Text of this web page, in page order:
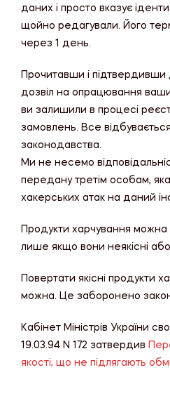
даних і просто вказує
щойно редагували. Його
через 1 день.
Прочитавши і
дозвіл на опрацювання
ви залишили в процесі
замовлень. Все
законодавства.
Ми не несемо
передану третім особам,
хакерських атак на даний
Продукти харчування
лише якщо вони неякісні або
Повертати якісні продукти
можна. Це заборонено
Кабінет Міністрів України
19.03.94 N 172 затвердив
якості, що не підлягають